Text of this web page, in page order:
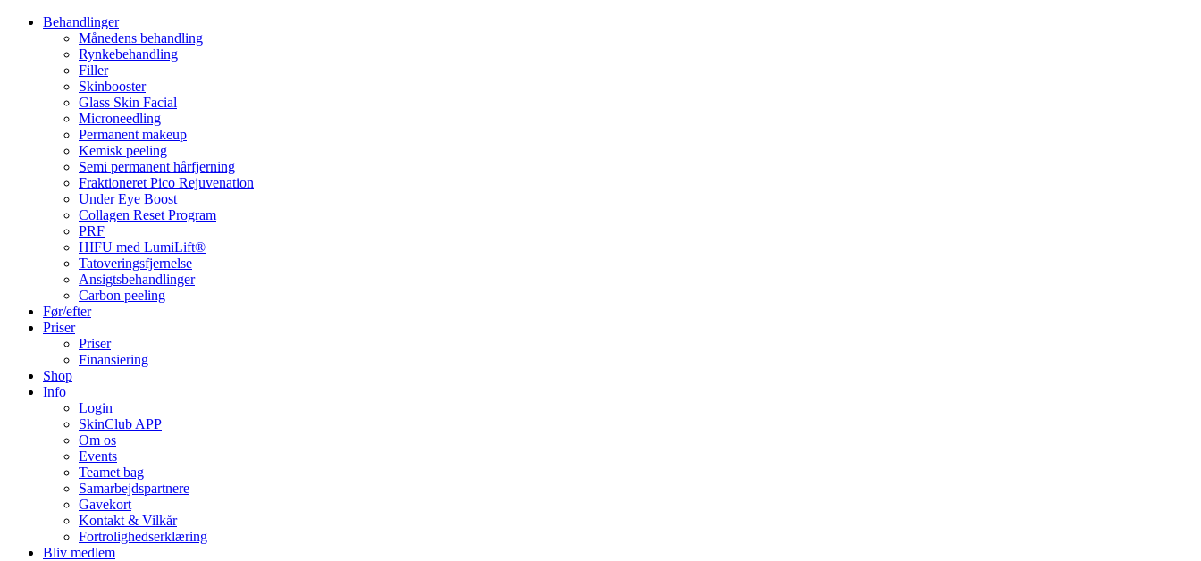
Behandlinger
Månedens behandling
Rynkebehandling
Filler
Skinbooster
Glass Skin Facial
Microneedling
Permanent makeup
Kemisk peeling
Semi permanent hårfjerning
Fraktioneret Pico Rejuvenation
Under Eye Boost
Collagen Reset Program
PRF
HIFU med LumiLift®
Tatoveringsfjernelse
Ansigtsbehandlinger
Carbon peeling
Før/efter
Priser
Priser
Finansiering
Shop
Info
Login
SkinClub APP
Om os
Events
Teamet bag
Samarbejdspartnere
Gavekort
Kontakt & Vilkår
Fortrolighedserklæring
Bliv medlem